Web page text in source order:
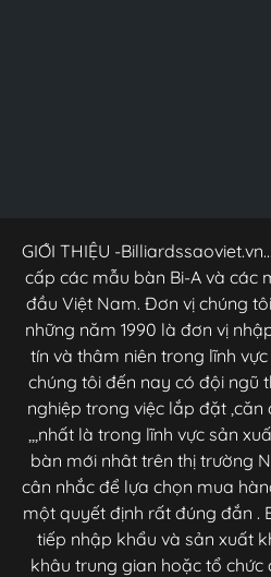
GIỚI THIỆU -
cấp các mẫu bàn Bi-A và các
đầu Việt Nam. Đơn vị chúng
những năm 1990 là đơn vị
tín và thâm niên trong lĩnh
chúng tôi đến nay có đội ngũ
nghiệp trong việc lắp đặt ,căn
,,,nhất là trong lĩnh vực sản
bàn mới nhât trên thị trường
cân nhắc để lựa chọn mua
một quyết định rất đúng đắn .
tiếp nhập khẩu và sản xuất
khâu trung gian hoặc tổ chức